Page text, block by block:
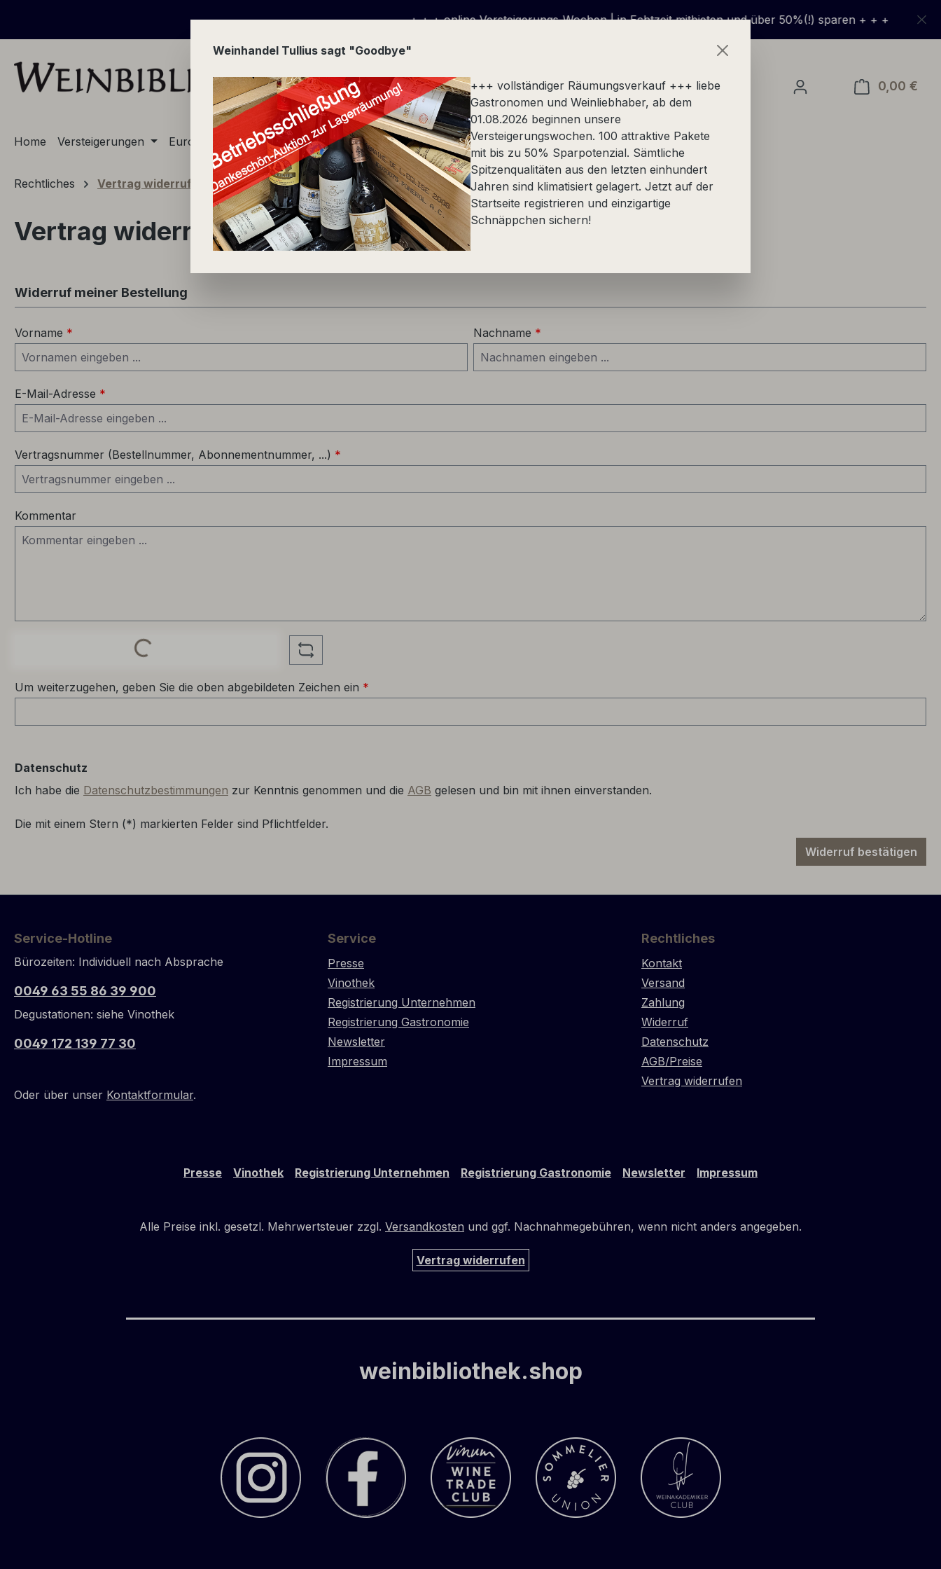
+ + + online Versteigerungs-Wochen | in Echtzeit mitbieten und über 50%(!) sparen + + +
0,00 €
Home Versteigerungen Europa Champagne Stückfass Spezialität Alkoholfrei Präsente
Rechtliches Vertrag widerrufen
Vertrag widerrufen
Widerruf meiner Bestellung
Vorname * Nachname *
E-Mail-Adresse *
Vertragsnummer (Bestellnummer, Abonnementnummer, ...) *
Kommentar
Loading...
Um weiterzugehen, geben Sie die oben abgebildeten Zeichen ein *
Datenschutz
Ich habe die Datenschutzbestimmungen zur Kenntnis genommen und die AGB gelesen und bin mit ihnen einverstanden.
Die mit einem Stern (*) markierten Felder sind Pflichtfelder.
Widerruf bestätigen
Service-Hotline
Bürozeiten: Individuell nach Absprache
0049 63 55 86 39 900
Degustationen: siehe Vinothek
0049 172 139 77 30
Oder über unser Kontaktformular.
Service
Presse
Vinothek
Registrierung Unternehmen
Registrierung Gastronomie
Newsletter
Impressum
Rechtliches
Kontakt
Versand
Zahlung
Widerruf
Datenschutz
AGB/Preise
Vertrag widerrufen
Presse Vinothek Registrierung Unternehmen Registrierung Gastronomie Newsletter Impressum
Alle Preise inkl. gesetzl. Mehrwertsteuer zzgl. Versandkosten und ggf. Nachnahmegebühren, wenn nicht anders angegeben.
Vertrag widerrufen
weinbibliothek.shop
Weinhandel Tullius sagt "Goodbye"
+++ vollständiger Räumungsverkauf +++ liebe
Gastronomen und Weinliebhaber, ab dem
01.08.2026 beginnen unsere
Versteigerungswochen. 100 attraktive Pakete
mit bis zu 50% Sparpotenzial. Sämtliche
Spitzenqualitäten aus den letzten einhundert
Jahren sind klimatisiert gelagert. Jetzt auf der
Startseite registrieren und einzigartige
Schnäppchen sichern!